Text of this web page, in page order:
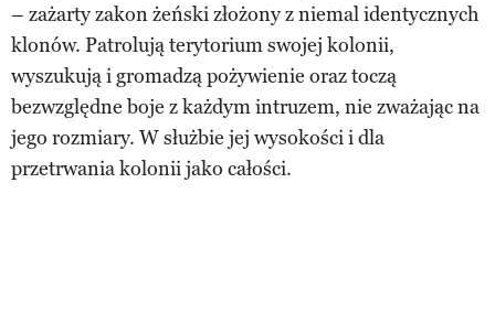
– zażarty zakon żeński złożony z niemal identycznych
klonów. Patrolują terytorium swojej kolonii,
wyszukują i gromadzą pożywienie oraz toczą
bezwzględne boje z każdym intruzem, nie zważając na
jego rozmiary. W służbie jej wysokości i dla
przetrwania kolonii jako całości.